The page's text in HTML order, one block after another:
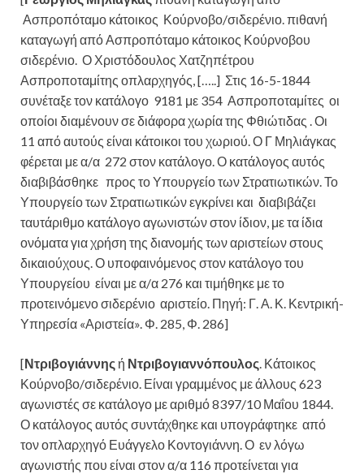
Ασπροπόταμο κάτοικος Κούρνοβο/σιδερένιο. πιθανή
καταγωγή από Ασπροπόταμο κάτοικος Κούρνοβου
σιδερένιο. Ο Χριστόδουλος Χατζηπέτρου
Ασπροποταμίτης οπλαρχηγός, […..] Στις 16-5-1844
συνέταξε τον κατάλογο 9181 με 354 Ασπροποταμίτες οι
οποίοι διαμένουν σε διάφορα χωρία της Φθιώτιδας . Οι
11 από αυτούς είναι κάτοικοι του χωριού. Ο Γ Μηλιάγκας
φέρεται με α/α 272 στον κατάλογο. Ο κατάλογος αυτός
διαβιβάσθηκε προς το Υπουργείο των Στρατιωτικών. Το
Υπουργείο των Στρατιωτικών εγκρίνει και διαβιβάζει
ταυτάριθμο κατάλογο αγωνιστών στον ίδιον, με τα ίδια
ονόματα για χρήση της διανομής των αριστείων στους
δικαιούχους. Ο υποφαινόμενος στον κατάλογο του
Υπουργείου είναι με α/α 276 και τιμήθηκε με το
προτεινόμενο σιδερένιο αριστείο. Πηγή: Γ. Α. Κ. Κεντρική-
Υπηρεσία «Αριστεία». Φ. 285, Φ. 286]
[Ντριβογιάννης ή Ντριβογιαννόπουλος. Κάτοικος
Κούρνοβο/σιδερένιο. Είναι γραμμένος με άλλους 623
αγωνιστές σε κατάλογο με αριθμό 8397/10 Μαΐου 1844.
Ο κατάλογος αυτός συντάχθηκε και υπογράφτηκε από
τον οπλαρχηγό Ευάγγελο Κοντογιάννη. Ο εν λόγω
αγωνιστής που είναι στον α/α 116 προτείνεται για